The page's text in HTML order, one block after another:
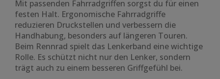
Mit passenden Fahrradgriffen sorgst du für einen
festen Halt. Ergonomische Fahrradgriffe
reduzieren Druckstellen und verbessern die
Handhabung, besonders auf längeren Touren.
Beim Rennrad spielt das Lenkerband eine wichtige
Rolle. Es schützt nicht nur den Lenker, sondern
trägt auch zu einem besseren Griffgefühl bei.